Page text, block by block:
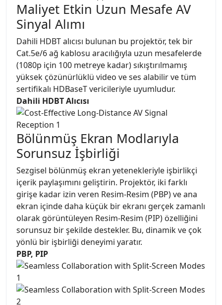
Maliyet Etkin Uzun Mesafe AV
Sinyal Alımı
Dahili HDBT alıcısı bulunan bu projektör, tek bir
Cat.5e/6 ağ kablosu aracılığıyla uzun mesafelerde
(1080p için 100 metreye kadar) sıkıştırılmamış
yüksek çözünürlüklü video ve ses alabilir ve tüm
sertifikalı HDBaseT vericileriyle uyumludur.
Dahili HDBT Alıcısı
Bölünmüş Ekran Modlarıyla
Sorunsuz İşbirliği
Sezgisel bölünmüş ekran yetenekleriyle işbirlikçi
içerik paylaşımını geliştirin. Projektör, iki farklı
girişe kadar izin veren Resim-Resim (PBP) ve ana
ekran içinde daha küçük bir ekranı gerçek zamanlı
olarak görüntüleyen Resim-Resim (PIP) özelliğini
sorunsuz bir şekilde destekler. Bu, dinamik ve çok
yönlü bir işbirliği deneyimi yaratır.
PBP, PIP